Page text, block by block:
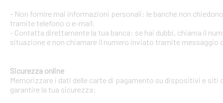
- Non fornire mai informazioni personali: le banche non
tramite telefono o e-mail.
- Contatta direttamente la tua banca: se hai dubbi, chiama il
situazione e non chiamare il numero inviato tramite messaggio
Sicurezza online
Memorizzare i dati delle carte di pagamento su dispositivi e
garantire la tua sicurezza: